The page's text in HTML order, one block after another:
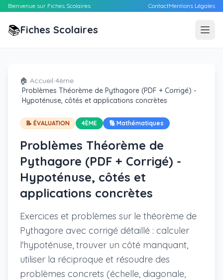
Bienvenue sur Fiches Scolaires ContactMentions Légales
📚Fiches Scolaires
🏠 Accueil›4ème
›
Problèmes Théorème de Pythagore (PDF + Corrigé) -
Hypoténuse, côtés et applications concrètes
📝 ÉVALUATION 4ÈME 🔢 Mathématiques
Problèmes Théorème de
Pythagore (PDF + Corrigé) -
Hypoténuse, côtés et
applications concrètes
Exercices et problèmes sur le théorème de
Pythagore avec corrigé détaillé : calculer
l'hypoténuse, trouver un côté manquant,
utiliser la réciproque et résoudre des
problèmes concrets (échelle, diagonale,